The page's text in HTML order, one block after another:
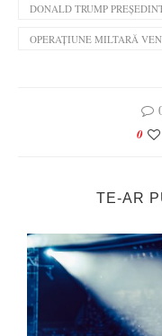
DONALD TRUMP
OPERAȚIUNE MILTARĂ
0
TE-AR